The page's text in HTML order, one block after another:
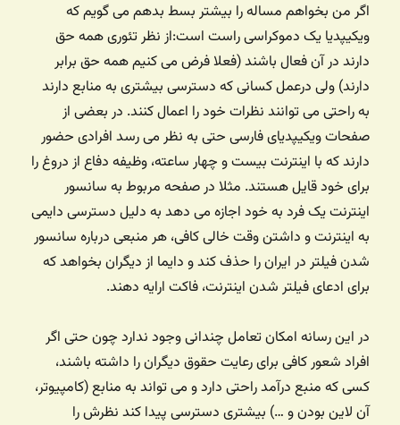
اگر من بخواهم مساله را بیشتر بسط بدهم می گویم که
ویکیپدیا یک دموکراسی راست است:‌از نظر تئوری همه حق
دارند در آن فعال باشند (فعلا فرض می کنیم همه حق برابر
دارند) ولی درعمل کسانی که دسترسی بیشتری به منابع دارند
به راحتی می توانند نظرات خود را اعمال کنند. در بعضی از
صفحات ویکیپدیای فارسی حتی به نظر می رسد افرادی حضور
دارند که با اینترنت بیست و چهار ساعته، وظیفه دفاع از دروغ را
برای خود قایل هستند. مثلا در صفحه مربوط به سانسور
اینترنت یک فرد به خود اجازه می دهد به دلیل دسترسی دایمی
به اینترنت و داشتن وقت خالی کافی، هر منبعی درباره سانسور
شدن فیلتر در ایران را حذف کند و دایما از دیگران بخواهد که
برای ادعای فیلتر شدن اینترنت، فاکت ارايه دهند.
در این رسانه امکان تعامل چندانی وجود ندارد چون حتی اگر
افراد شعور کافی برای رعایت حقوق دیگران را داشته باشند،
کسی که منبع درآمد راحتی دارد و می تواند به منابع (کامپیوتر،
آن لاین بودن و …) بیشتری دسترسی پیدا کند نظرش را